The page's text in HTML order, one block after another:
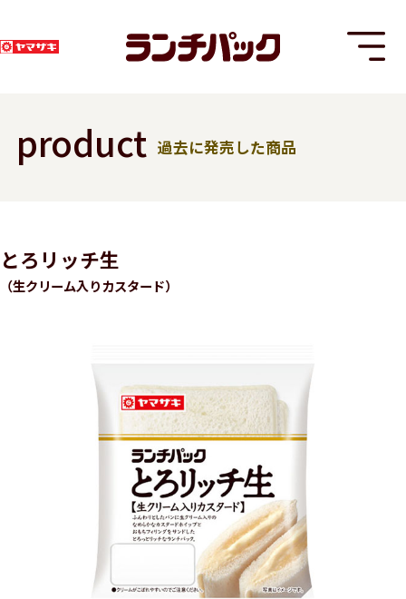
product 過去に発売した商品
とろリッチ生
（生クリーム入りカスタード）